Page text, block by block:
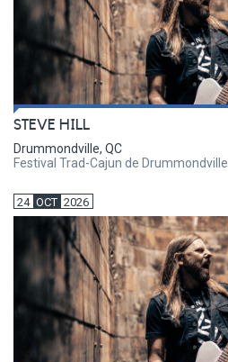
STEVE HILL
Drummondville, QC
Festival Trad-Cajun de Drummondville
24 OCT 2026